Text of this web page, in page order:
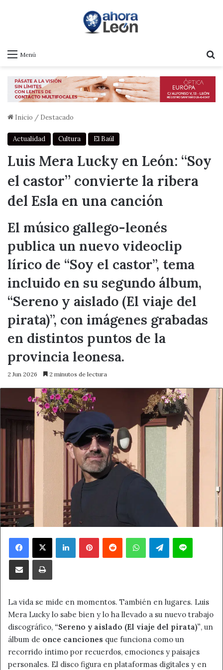
Menú
Inicio / Destacado
Actualidad Cultura El Baúl
Luis Mera Lucky en León: “Soy
el castor” convierte la ribera
del Esla en una canción
El músico gallego-leonés
publica un nuevo videoclip
lírico de “Soy el castor”, tema
incluido en su segundo álbum,
“Sereno y aislado (El viaje del
pirata)”, con imágenes grabadas
en distintos puntos de la
provincia leonesa.
2 Jun 2026 2 minutos de lectura
Facebook
X LinkedInPinterestReddit WhatsAppTelegramLine
Compartir por correo electrónicoImprimir
La vida se mide en momentos. También en lugares. Luis
Mera Lucky lo sabe bien y lo ha llevado a su nuevo trabajo
discográfico, “Sereno y aislado (El viaje del pirata)”, un
álbum de once canciones que funciona como un
recorrido íntimo por recuerdos, emociones y paisajes
personales. El disco figura en plataformas digitales y en